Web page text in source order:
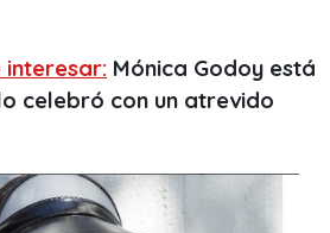
interesar: Mónica Godoy está
celebró con un atrevido